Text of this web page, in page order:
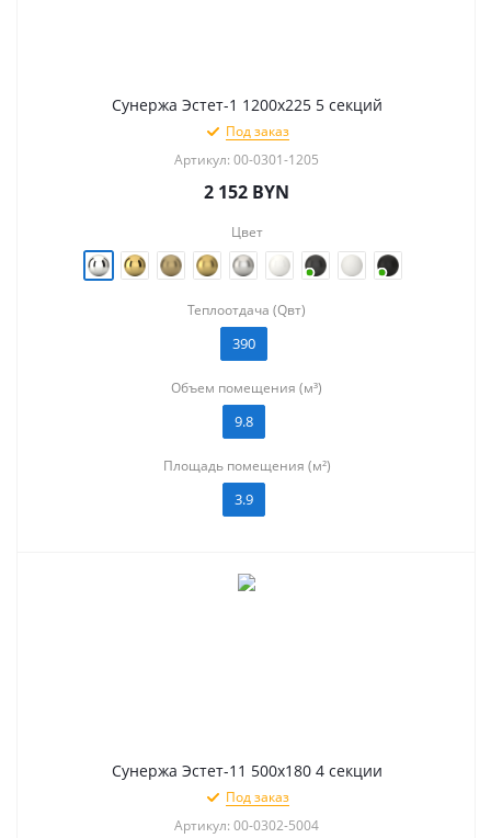
Сунержа Эстет-1 1200х225 5 секций
Под заказ
Артикул: 00-0301-1205
2 152 BYN
Цвет
Теплоотдача (Qвт)
390
Объем помещения (м³)
9.8
Площадь помещения (м²)
3.9
Сунержа Эстет-11 500х180 4 секции
Под заказ
Артикул: 00-0302-5004